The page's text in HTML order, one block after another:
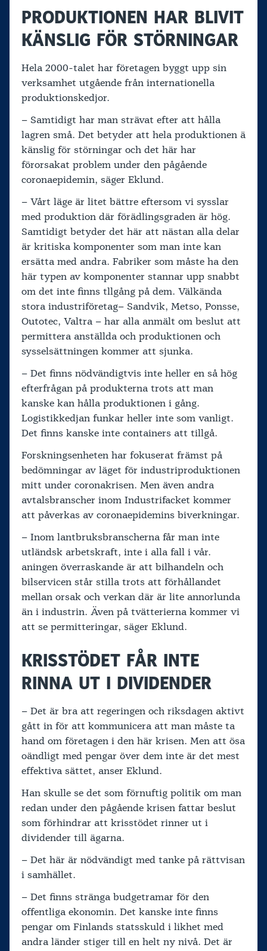
PRODUKTIONEN HAR BLIVIT
KÄNSLIG FÖR STÖRNINGAR
Hela 2000-talet har företagen byggt upp sin
verksamhet utgående från internationella
produktionskedjor.
– Samtidigt har man strävat efter att hålla
lagren små. Det betyder att hela produktionen ä
känslig för störningar och det här har
förorsakat problem under den pågående
coronaepidemin, säger Eklund.
– Vårt läge är litet bättre eftersom vi sysslar
med produktion där förädlingsgraden är hög.
Samtidigt betyder det här att nästan alla delar
är kritiska komponenter som man inte kan
ersätta med andra. Fabriker som måste ha den
här typen av komponenter stannar upp snabbt
om det inte finns tllgång på dem. Välkända
stora industriföretag– Sandvik, Metso, Ponsse,
Outotec, Valtra – har alla anmält om beslut att
permittera anställda och produktionen och
sysselsättningen kommer att sjunka.
– Det finns nödvändigtvis inte heller en så hög
efterfrågan på produkterna trots att man
kanske kan hålla produktionen i gång.
Logistikkedjan funkar heller inte som vanligt.
Det finns kanske inte containers att tillgå.
Forskningsenheten har fokuserat främst på
bedömningar av läget för industriproduktionen
mitt under coronakrisen. Men även andra
avtalsbranscher inom Industrifacket kommer
att påverkas av coronaepidemins biverkningar.
– Inom lantbruksbranscherna får man inte
utländsk arbetskraft, inte i alla fall i vår.
aningen överraskande är att bilhandeln och
bilservicen står stilla trots att förhållandet
mellan orsak och verkan där är lite annorlunda
än i industrin. Även på tvätterierna kommer vi
att se permitteringar, säger Eklund.
KRISSTÖDET FÅR INTE
RINNA UT I DIVIDENDER
– Det är bra att regeringen och riksdagen aktivt
gått in för att kommunicera att man måste ta
hand om företagen i den här krisen. Men att ösa
oändligt med pengar över dem inte är det mest
effektiva sättet, anser Eklund.
Han skulle se det som förnuftig politik om man
redan under den pågående krisen fattar beslut
som förhindrar att krisstödet rinner ut i
dividender till ägarna.
– Det här är nödvändigt med tanke på rättvisan
i samhället.
– Det finns stränga budgetramar för den
offentliga ekonomin. Det kanske inte finns
pengar om Finlands statsskuld i likhet med
andra länder stiger till en helt ny nivå. Det är